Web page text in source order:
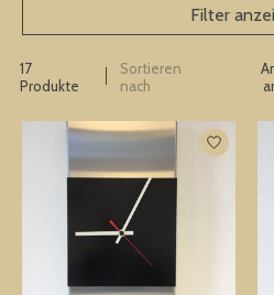
Filter
17
Produkte
Sortieren
nach